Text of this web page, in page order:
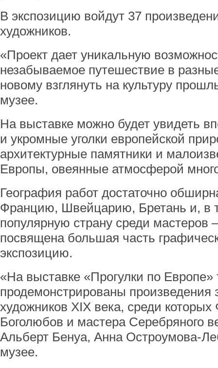
В экспозицию войдут 37
художников.
«Проект дает уникальную
незабываемое путешествие в
новому взглянуть на культуру
музее.
На выставке можно будет увидеть
и укромные уголки европейской
архитектурные памятники и
Европы, овеянные атмосферой
География работ достаточно
Францию, Швейцарию, Бретань и, в
популярную страну среди мастеров
посвящена большая часть
экспозицию.
«На выставке «Прогулки по Европе»
продемонстрированы произведения
художников XIX века, среди
Боголюбов и мастера Серебряного
Альберт Бенуа, Анна Остроумова-
музее.